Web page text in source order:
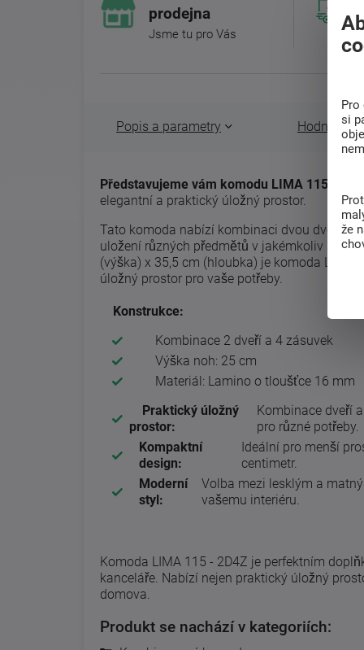
prodejna
Jsme tu pro Vás
Popis a parametry Hodnocení
Představujeme vám komodu LIMA 115 - 2D4Z
elegantní a praktický úložný prostor.
Tato komoda nabízí kombinaci dvou dveří a
uložení různých předmětů v jakémkoliv
(výška) x 35,5 cm (hloubka) je komoda LIMA
úložný prostor pro vaše potřeby.
Konstrukce:
Kombinace 2 dveří a 4 zásuvek
Výška noh: 25 cm
Materiál: Lamino o tloušťce 16 mm
Praktický úložný
prostor:
Kombinace dveří
pro různé potřeby.
Kompaktní
design:
Ideální pro menší
centimetr.
Moderní
styl:
Volba mezi lesklým a
vašemu interiéru.
Komoda LIMA 115 - 2D4Z je perfektním
kanceláře. Nabízí nejen praktický úložný
domova.
Produkt se nachází v kategoriích:
Pro
si
že